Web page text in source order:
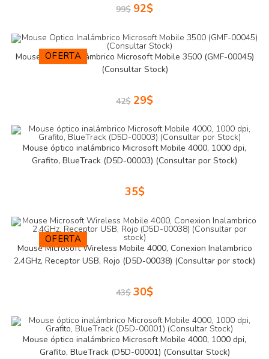
99$ 92$
OFERTA
Mouse Óptico Inalámbrico Microsoft Mobile 3500 (GMF-00045)
(Consultar Stock)
42$ 29$
Mouse óptico inalámbrico Microsoft Mobile 4000, 1000 dpi,
Grafito, BlueTrack (D5D-00003) (Consultar por Stock)
35$
OFERTA
Mouse Microsoft Wireless Mobile 4000, Conexion Inalambrico
2.4GHz, Receptor USB, Rojo (D5D-00038) (Consultar por stock)
43$ 30$
Mouse óptico inalámbrico Microsoft Mobile 4000, 1000 dpi,
Grafito, BlueTrack (D5D-00001) (Consultar Stock)